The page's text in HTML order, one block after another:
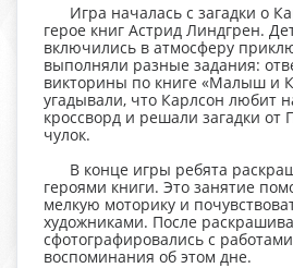
Игра началась с загадки о
герое книг Астрид Линдгрен.
включились в атмосферу
выполняли разные задания:
викторины по книге «Малыш и
угадывали, что Карлсон любит
кроссворд и решали загадки
чулок.
В конце игры ребята
героями книги. Это занятие
мелкую моторику и
художниками. После
сфотографировались с
воспоминания об этом дне.